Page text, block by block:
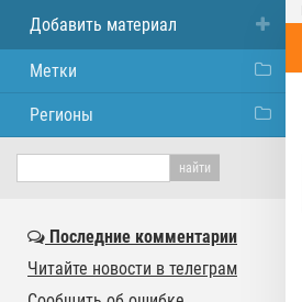
Добавить материал
Метки
Регионы
Последние комментарии
Читайте новости в телеграм